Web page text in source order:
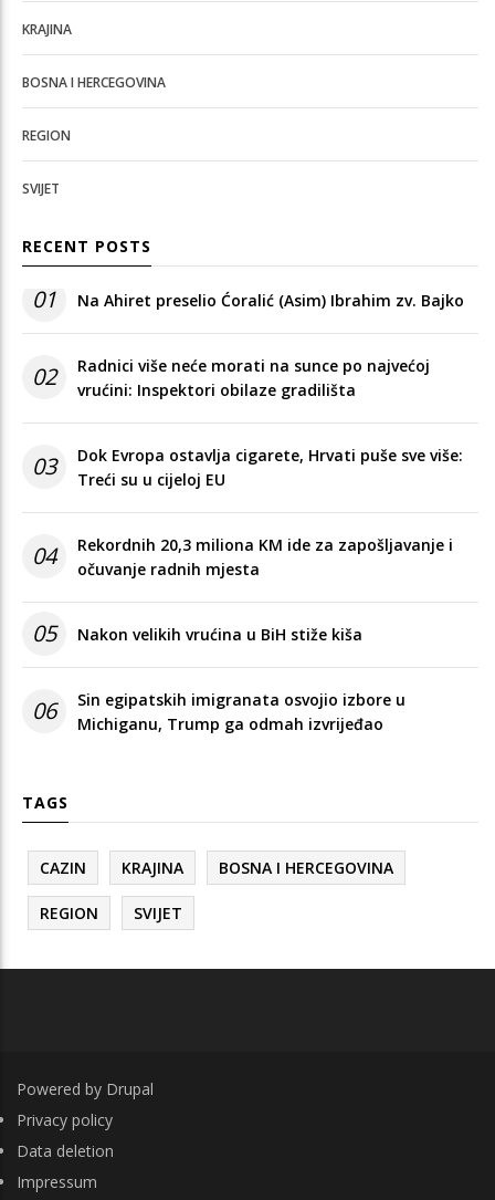
KRAJINA
BOSNA I HERCEGOVINA
REGION
SVIJET
RECENT POSTS
01 Na Ahiret preselio Ćoralić (Asim) Ibrahim zv. Bajko
02
Radnici više neće morati na sunce po najvećoj
vrućini: Inspektori obilaze gradilišta
03
Dok Evropa ostavlja cigarete, Hrvati puše sve više:
Treći su u cijeloj EU
04
Rekordnih 20,3 miliona KM ide za zapošljavanje i
očuvanje radnih mjesta
05 Nakon velikih vrućina u BiH stiže kiša
06
Sin egipatskih imigranata osvojio izbore u
Michiganu, Trump ga odmah izvrijeđao
TAGS
CAZIN KRAJINA BOSNA I HERCEGOVINA
REGION SVIJET
Powered by Drupal
FOOTER
Privacy policy
Data deletion
Impressum